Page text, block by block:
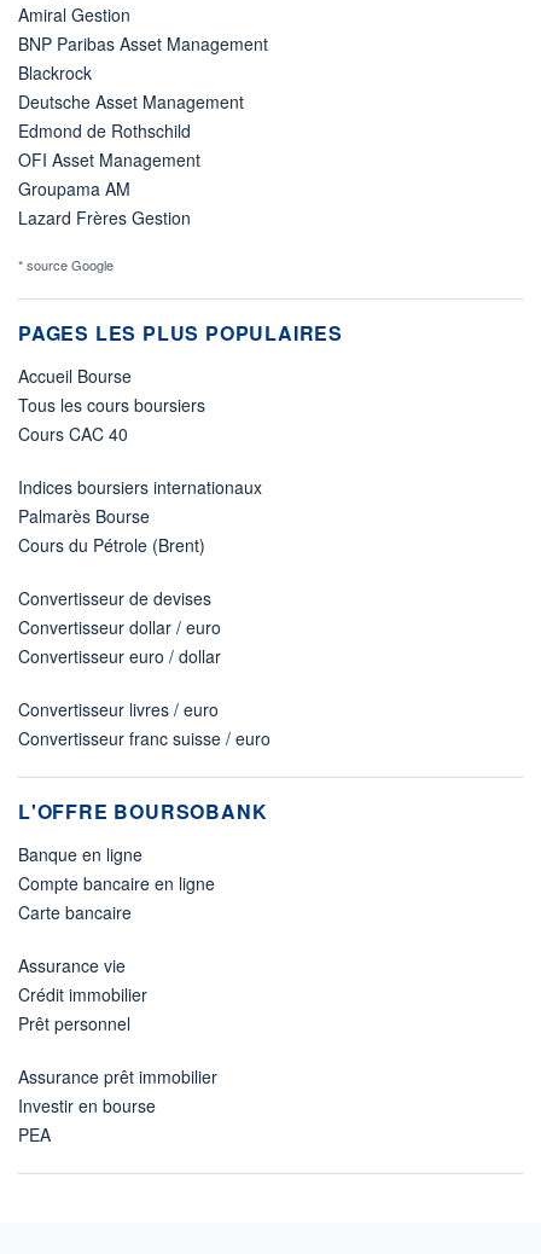
Amiral Gestion
BNP Paribas Asset Management
Blackrock
Deutsche Asset Management
Edmond de Rothschild
OFI Asset Management
Groupama AM
Lazard Frères Gestion
* source Google
PAGES LES PLUS POPULAIRES
Accueil Bourse
Tous les cours boursiers
Cours CAC 40
Indices boursiers internationaux
Palmarès Bourse
Cours du Pétrole (Brent)
Convertisseur de devises
Convertisseur dollar / euro
Convertisseur euro / dollar
Convertisseur livres / euro
Convertisseur franc suisse / euro
L'OFFRE BOURSOBANK
Banque en ligne
Compte bancaire en ligne
Carte bancaire
Assurance vie
Crédit immobilier
Prêt personnel
Assurance prêt immobilier
Investir en bourse
PEA